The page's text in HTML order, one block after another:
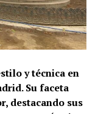
y técnica en
Su faceta
destacando sus